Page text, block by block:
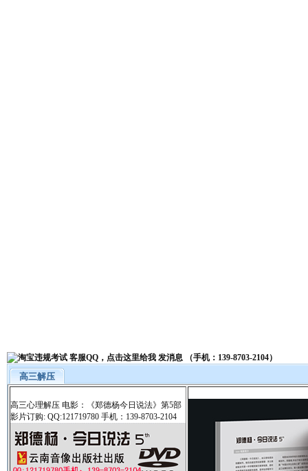
高三解压
高三心理解压 电影：《郑德杨今日说法》第5部
影片订购: QQ:121719780 手机：139-8703-2104